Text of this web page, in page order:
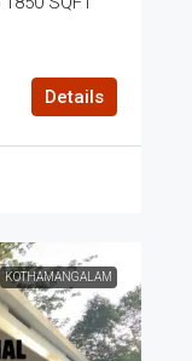
Details
KOTHAMANGALAM